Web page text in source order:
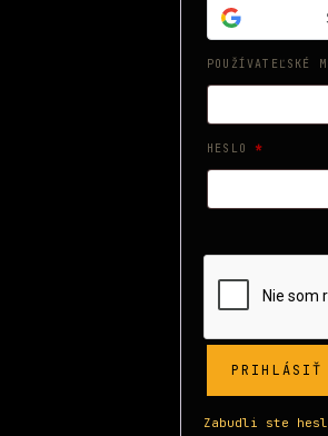
POUŽÍVATEĽSKÉ
HESLO *POVINNÉ
PRIHLÁSIŤ
Zabudli ste